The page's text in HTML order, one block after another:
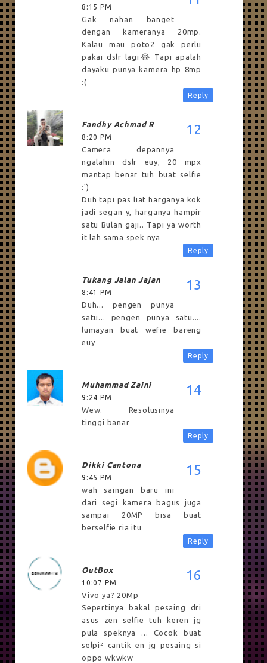
8:15 PM
Gak nahan banget
dengan kameranya 20mp.
Kalau mau poto2 gak perlu
pakai dslr lagi😂 Tapi apalah
dayaku punya kamera hp 8mp
:(
Reply
Fandhy Achmad R
8:20 PM
Camera depannya
ngalahin dslr euy, 20 mpx
mantap benar tuh buat selfie
:')
Duh tapi pas liat harganya kok
jadi segan y, harganya hampir
satu Bulan gaji.. Tapi ya worth
it lah sama spek nya
Reply
Tukang Jalan Jajan
8:41 PM
Duh... pengen punya
satu... pengen punya satu....
lumayan buat wefie bareng
euy
Reply
Muhammad Zaini
9:24 PM
Wew. Resolusinya
tinggi banar
Reply
Dikki Cantona
9:45 PM
wah saingan baru ini
dari segi kamera bagus juga
sampai 20MP bisa buat
berselfie ria itu
Reply
OutBox
10:07 PM
Vivo ya? 20Mp
Sepertinya bakal pesaing dri
asus zen selfie tuh keren jg
pula speknya ... Cocok buat
selpi² cantik en jg pesaing si
oppo wkwkw